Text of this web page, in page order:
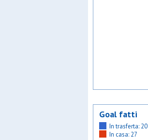
Goal fatti
In trasferta: 20
In casa: 27